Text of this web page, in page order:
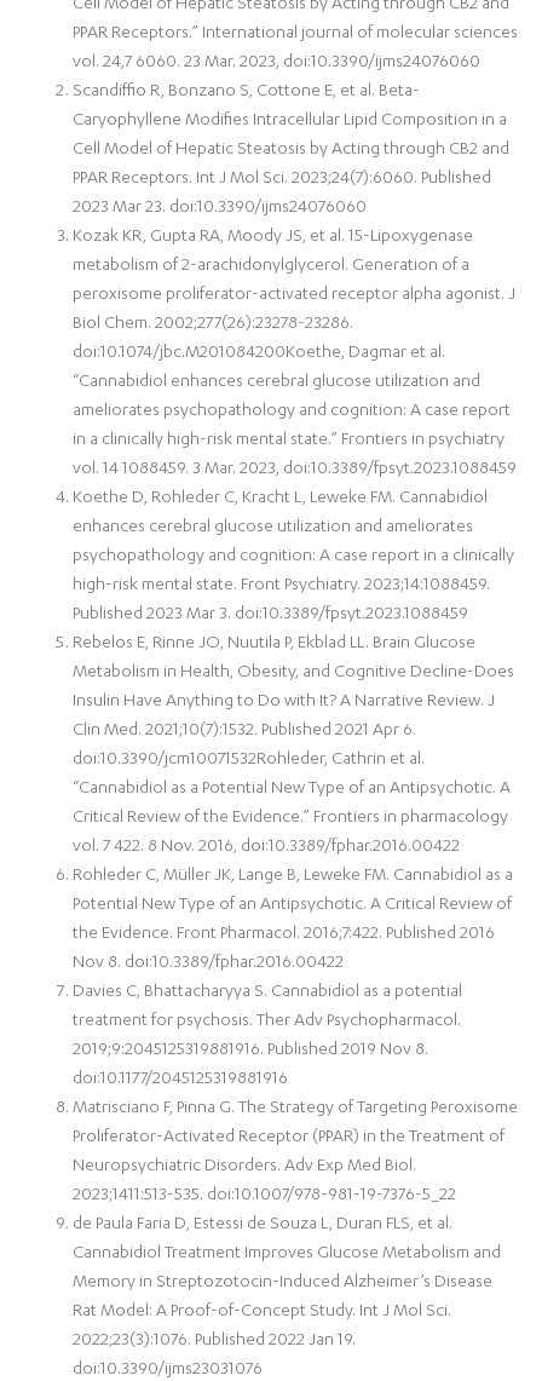
Cell Model of Hepatic Steatosis by Acting through CB2 and
PPAR Receptors.” International journal of molecular sciences
vol. 24,7 6060. 23 Mar. 2023, doi:10.3390/ijms24076060
Scandiffio R, Bonzano S, Cottone E, et al. Beta-
Caryophyllene Modifies Intracellular Lipid Composition in a
Cell Model of Hepatic Steatosis by Acting through CB2 and
PPAR Receptors. Int J Mol Sci. 2023;24(7):6060. Published
2023 Mar 23. doi:10.3390/ijms24076060
Kozak KR, Gupta RA, Moody JS, et al. 15-Lipoxygenase
metabolism of 2-arachidonylglycerol. Generation of a
peroxisome proliferator-activated receptor alpha agonist. J
Biol Chem. 2002;277(26):23278-23286.
doi:10.1074/jbc.M201084200Koethe, Dagmar et al.
“Cannabidiol enhances cerebral glucose utilization and
ameliorates psychopathology and cognition: A case report
in a clinically high-risk mental state.” Frontiers in psychiatry
vol. 14 1088459. 3 Mar. 2023, doi:10.3389/fpsyt.2023.1088459
Koethe D, Rohleder C, Kracht L, Leweke FM. Cannabidiol
enhances cerebral glucose utilization and ameliorates
psychopathology and cognition: A case report in a clinically
high-risk mental state. Front Psychiatry. 2023;14:1088459.
Published 2023 Mar 3. doi:10.3389/fpsyt.2023.1088459
Rebelos E, Rinne JO, Nuutila P, Ekblad LL. Brain Glucose
Metabolism in Health, Obesity, and Cognitive Decline-Does
Insulin Have Anything to Do with It? A Narrative Review. J
Clin Med. 2021;10(7):1532. Published 2021 Apr 6.
doi:10.3390/jcm10071532Rohleder, Cathrin et al.
“Cannabidiol as a Potential New Type of an Antipsychotic. A
Critical Review of the Evidence.” Frontiers in pharmacology
vol. 7 422. 8 Nov. 2016, doi:10.3389/fphar.2016.00422
Rohleder C, Müller JK, Lange B, Leweke FM. Cannabidiol as a
Potential New Type of an Antipsychotic. A Critical Review of
the Evidence. Front Pharmacol. 2016;7:422. Published 2016
Nov 8. doi:10.3389/fphar.2016.00422
Davies C, Bhattacharyya S. Cannabidiol as a potential
treatment for psychosis. Ther Adv Psychopharmacol.
2019;9:2045125319881916. Published 2019 Nov 8.
doi:10.1177/2045125319881916
Matrisciano F, Pinna G. The Strategy of Targeting Peroxisome
Proliferator-Activated Receptor (PPAR) in the Treatment of
Neuropsychiatric Disorders. Adv Exp Med Biol.
2023;1411:513-535. doi:10.1007/978-981-19-7376-5_22
de Paula Faria D, Estessi de Souza L, Duran FLS, et al.
Cannabidiol Treatment Improves Glucose Metabolism and
Memory in Streptozotocin-Induced Alzheimer’s Disease
Rat Model: A Proof-of-Concept Study. Int J Mol Sci.
2022;23(3):1076. Published 2022 Jan 19.
doi:10.3390/ijms23031076